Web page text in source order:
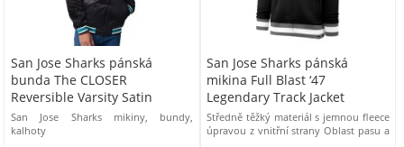
San Jose Sharks pánská
bunda The CLOSER
Reversible Varsity Satin
San Jose Sharks mikiny, bundy,
kalhoty
San Jose Sharks pánská
mikina Full Blast ‘47
Legendary Track Jacket
Středně těžký materiál s jemnou fleece
úpravou z vnitřní strany Oblast pasu a